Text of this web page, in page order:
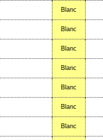
Blanc
Blanc
Blanc
Blanc
Blanc
Blanc
Blanc